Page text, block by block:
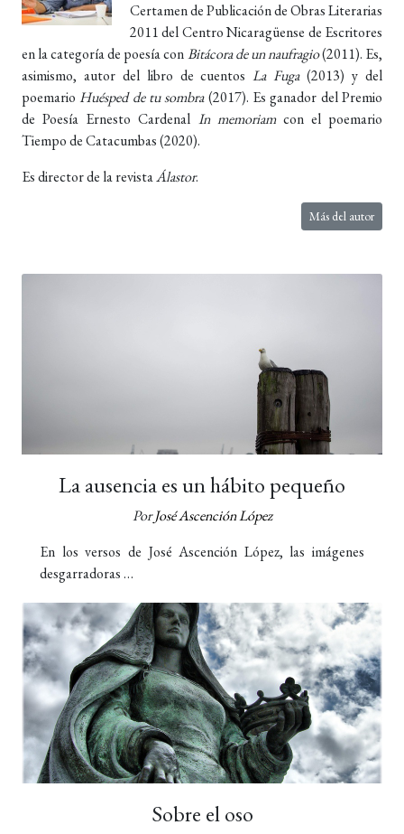
Certamen de Publicación de Obras Literarias
2011 del Centro Nicaragüense de Escritores
en la categoría de poesía conBitácora de un naufragio(2011). Es,
asimismo, autor del libro de cuentosLa Fuga(2013) y del
poemario Huésped de tu sombra(2017). Es ganador del Premio
de Poesía Ernesto Cardenal In memoriamcon el poemario
Tiempo de Catacumbas (2020).
Es director de la revistaÁlastor.
Más del autor
La ausencia es un hábito pequeño
PorJosé Ascención López
En los versos de José Ascención López, las imágenes
desgarradoras …
Sobre el oso